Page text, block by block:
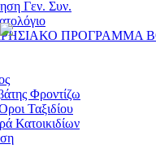
Γεν. Συν.
ΠΡΟΓΡΑΜΜΑ
Φροντίζω
Ταξιδίου
Κατοικιδίων